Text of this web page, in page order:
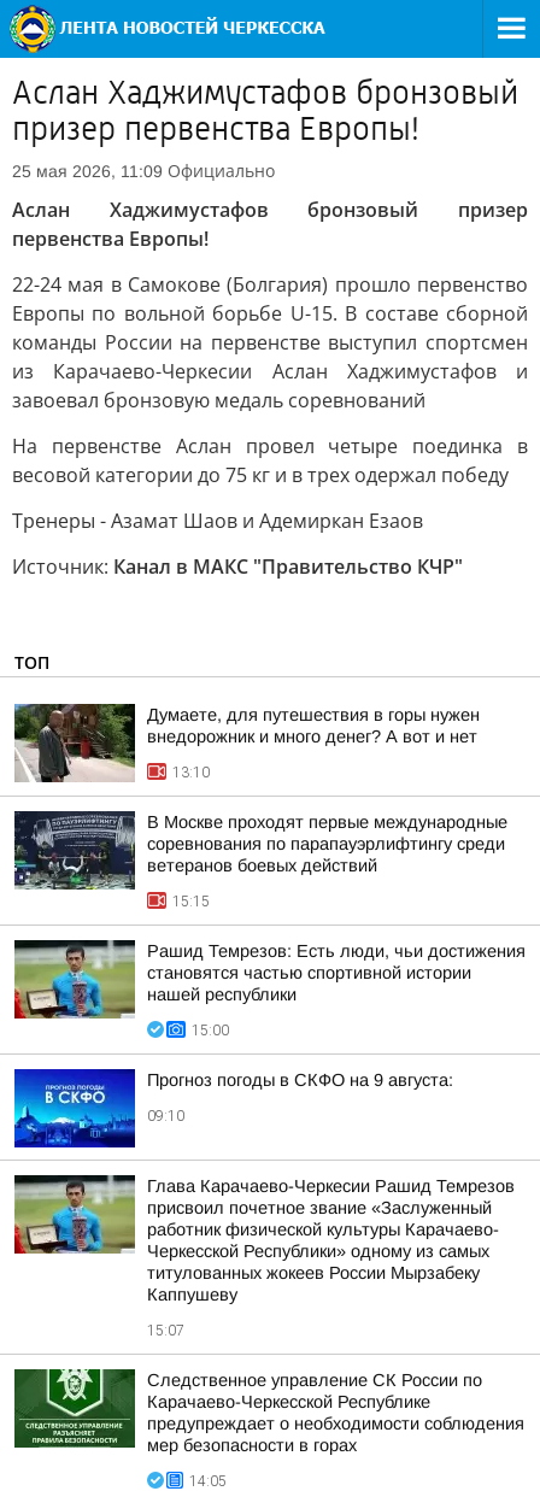
Аслан Хаджимустафов бронзовый
призер первенства Европы!
25 мая 2026, 11:09 Официально
Аслан Хаджимустафов бронзовый призер
первенства Европы!
22-24 мая в Самокове (Болгария) прошло первенство
Европы по вольной борьбе U-15. В составе сборной
команды России на первенстве выступил спортсмен
из Карачаево-Черкесии Аслан Хаджимустафов и
завоевал бронзовую медаль соревнований
На первенстве Аслан провел четыре поединка в
весовой категории до 75 кг и в трех одержал победу
Тренеры - Азамат Шаов и Адемиркан Езаов
Источник: Канал в МАКС "Правительство КЧР"
ТОП
Думаете, для путешествия в горы нужен
внедорожник и много денег? А вот и нет
13:10
В Москве проходят первые международные
соревнования по парапауэрлифтингу среди
ветеранов боевых действий
15:15
Рашид Темрезов: Есть люди, чьи достижения
становятся частью спортивной истории
нашей республики
15:00
Прогноз погоды в СКФО на 9 августа:
09:10
Глава Карачаево-Черкесии Рашид Темрезов
присвоил почетное звание «Заслуженный
работник физической культуры Карачаево-
Черкесской Республики» одному из самых
титулованных жокеев России Мырзабеку
Каппушеву
15:07
Следственное управление СК России по
Карачаево-Черкесской Республике
предупреждает о необходимости соблюдения
мер безопасности в горах
14:05